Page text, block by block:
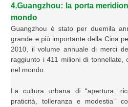
4.Guangzhou: la porta
mondo
Guangzhou è stato per duemila
grande e più importante della Cina
2010, il volume annuale di merci
raggiunto i 411 milioni di tonnellate,
nel mondo.
La cultura urbana di “apertura,
praticità, tolleranza e modestia”